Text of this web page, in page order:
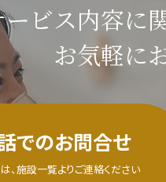
ビス内容に
お気軽に
でのお問合せ
、施設一覧よりご連絡ください